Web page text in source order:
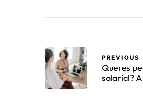
PREVIOUS
Queres
salarial?